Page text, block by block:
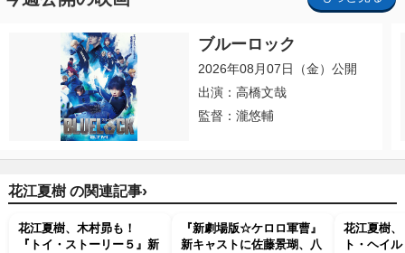
ブルーロック
2026年08月07日（金）公開
出演：高橋文哉
監督：瀧悠輔
花江夏樹 の関連記事›
花江夏樹、木村昴も！
『トイ・ストーリー５』新
『新劇場版☆ケロロ軍曹』
新キャストに佐藤景瑚、八
花江夏樹
ト・ヘイ